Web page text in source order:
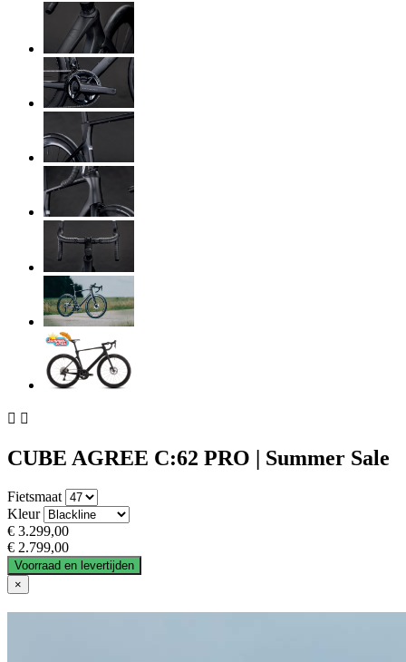
 
CUBE AGREE C:62 PRO | Summer Sale
Fietsmaat
Kleur
€ 3.299,00
€ 2.799,00
Voorraad en levertijden
×